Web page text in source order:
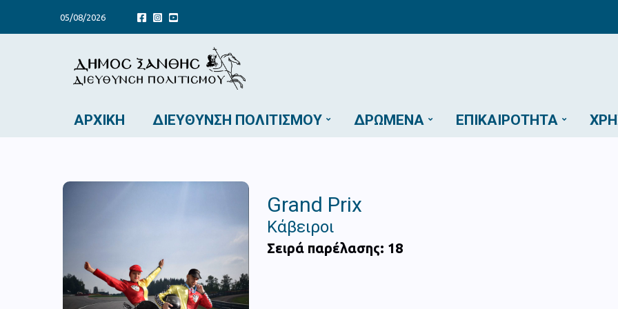
05/08/2026
ΑΡΧΙΚΉ ΔΙΕΎΘΥΝΣΗ ΠΟΛΙΤΙΣΜΟΎ ΔΡΏΜΕΝΑ ΕΠΙΚΑΙΡΌΤΗΤΑ
Grand Prix
Κάβειροι
Σειρά παρέλασης: 18